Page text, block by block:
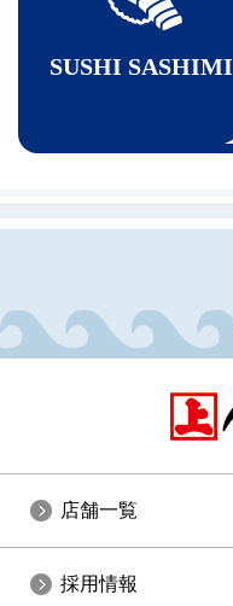
SUSHI SASHIMI
店舗一覧
採用情報